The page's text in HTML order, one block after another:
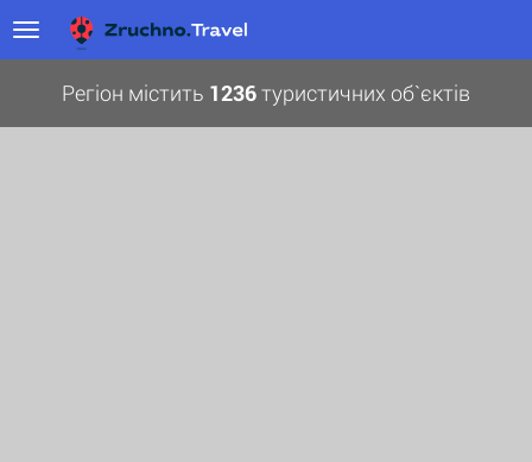
Регіон містить 1236туристичних об`єктів